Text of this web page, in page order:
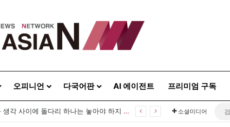
오피니언 다국어판 AI 에이전트 프리미엄 구독
“사람을 위한 생각이라면 현실과 생각 사이에 돌다리 하나는 놓아야 하지 않을까” 소셜미디어